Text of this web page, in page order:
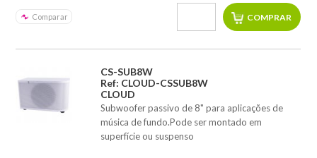
Comparar
CS-SUB8W
Ref: CLOUD-CSSUB8W
CLOUD
Subwoofer passivo de 8" para aplicações de
música de fundo.Pode ser montado em
superfície ou suspenso